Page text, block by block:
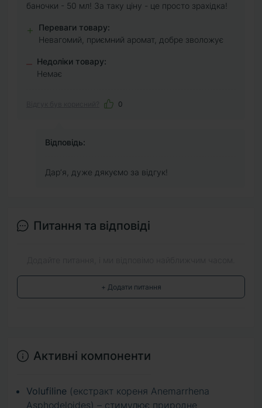
баночки - 50 мл! За таку ціну - це просто зрахідка!
+
Переваги товару:
Невагомий, приємний аромат, добре зволожує
– Недоліки товару:
Немає
0
Відповідь:
Дарʼя, дуже дякуємо за відгук!
Питання та відповіді
+ Додати питання
Активні компоненти
Volufiline (екстракт кореня Anemarrhena
Asphodeloides) – стимулює природне